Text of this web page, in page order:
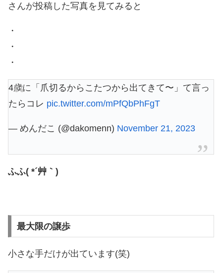
さんが投稿した写真を見てみると
・
・
・
4歳に「爪切るからこたつから出てきて〜」て言っ
たらコレ pic.twitter.com/mPfQbPhFgT
— めんだこ (@dakomenn) November 21, 2023
ふふ( *´艸｀)
最大限の譲歩
小さな手だけが出ています(笑)